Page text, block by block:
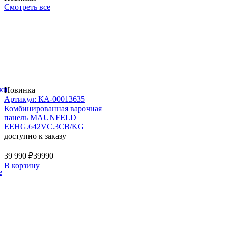
Смотреть все
Новинка
Артикул: КА-00013635
Комбинированная варочная
панель MAUNFELD
EEHG.642VC.3CB/KG
доступно к заказу
39 990 ₽39990
В корзину